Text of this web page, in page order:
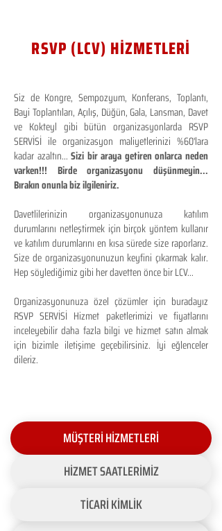
RSVP (LCV) HİZMETLERİ
Siz de Kongre, Sempozyum, Konferans, Toplantı,
Bayi Toplantıları, Açılış, Düğün, Gala, Lansman, Davet
ve Kokteyl gibi bütün organizasyonlarda RSVP
SERVİSİ ile organizasyon maliyetlerinizi %60'lara
kadar azaltın...Sizi bir araya getiren onlarca neden
varken!!! Birde organizasyonu düşünmeyin...
Bırakın onunla biz ilgileniriz.
Davetlilerinizin organizasyonunuza katılım
durumlarını netleştirmek için birçok yöntem kullanır
ve katılım durumlarını en kısa sürede size raporlarız.
Size de organizasyonunuzun keyfini çıkarmak kalır.
Hep söylediğimiz gibi her davetten önce bir LCV...
Organizasyonunuza özel çözümler için buradayız
RSVP SERVİSİ Hizmet paketlerimizi ve fiyatlarını
inceleyebilir daha fazla bilgi ve hizmet satın almak
için bizimle iletişime geçebilirsiniz. İyi eğlenceler
dileriz.
MÜŞTERİ HİZMETLERİ
HİZMET SAATLERİMİZ
TİCARİ KİMLİK